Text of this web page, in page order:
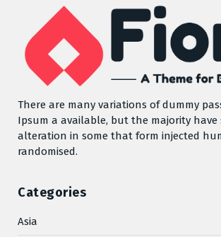
There are many variations of dummy
Ipsum a available, but the majority
alteration in some that form injected
randomised.
Categories
Asia